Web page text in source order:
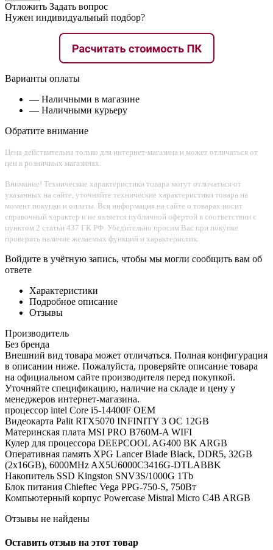
Отложить Задать вопрос
Нужен индивидуальный подбор?
Варианты оплаты
— Наличными в магазине
— Наличными курьеру
Обратите внимание
Цена действительна только для интернет-магазина и может отличаться от
цен в розничных магазинах.
Внимание! Технические характеристики товара могут отличаться от
указанных на сайте, уточняйте технические характеристики товара на
момент покупки и оплаты. Вся информация на сайте о товарах носит
справочный характер и не является публичной офертой в соответствии с
пунктом 2 статьи 437 ГК РФ. Убедительно просим Вас при покупке
проверять наличие желаемых функций и характеристик.
Войдите в учётную запись, чтобы мы могли сообщить вам об
ответе
Характеристики
Подробное описание
Отзывы
Производитель
Без бренда
Внешний вид товара может отличаться. Полная конфигурация
в описании ниже. Пожалуйста, проверяйте описание товара
на официальном сайте производителя перед покупкой.
Уточняйте спецификацию, наличие на складе и цену у
менеджеров интернет-магазина.
процессор intel Core i5-14400F OEM
Видеокарта Palit RTX5070 INFINITY 3 OC 12GB
Материнская плата MSI PRO B760M-A WIFI
Кулер для процессора DEEPCOOL AG400 BK ARGB
Оперативная память XPG Lancer Blade Black, DDR5, 32GB
(2x16GB), 6000MHz AX5U6000C3416G-DTLABBK
Накопитель SSD Kingston SNV3S/1000G 1Tb
Блок питания Chieftec Vega PPG-750-S, 750Вт
Компьютерный корпус Powercase Mistral Micro C4B ARGB
Отзывы не найдены
Оставить отзыв на этот товар